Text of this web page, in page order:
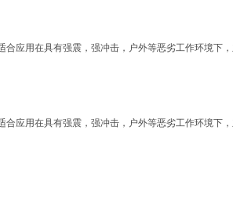
应用在具有强震，强冲击，户外等恶劣工作环境下
应用在具有强震，强冲击，户外等恶劣工作环境下